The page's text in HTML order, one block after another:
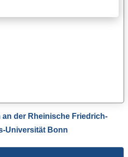
der Rheinische Friedrich-
Universität Bonn